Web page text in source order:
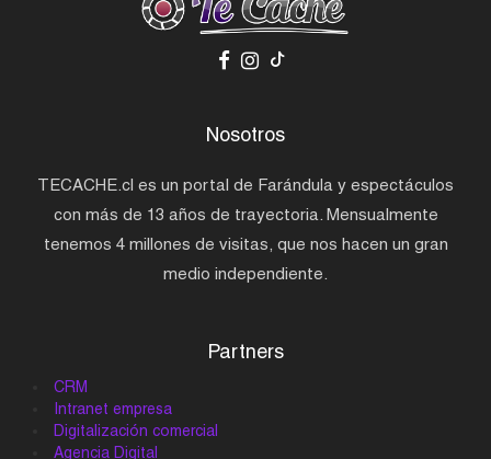
Nosotros
TECACHE.cl es un portal de Farándula y espectáculos
con más de 13 años de trayectoria. Mensualmente
tenemos 4 millones de visitas, que nos hacen un gran
medio independiente.
Partners
CRM
Intranet empresa
Digitalización comercial
Agencia Digital